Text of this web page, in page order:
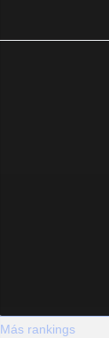
Más rankings